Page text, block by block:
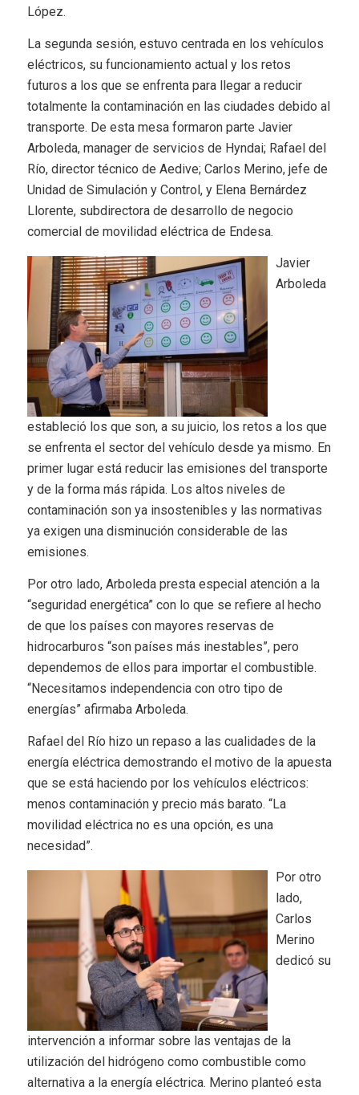
López.
La segunda sesión, estuvo centrada en los vehículos
eléctricos, su funcionamiento actual y los retos
futuros a los que se enfrenta para llegar a reducir
totalmente la contaminación en las ciudades debido al
transporte. De esta mesa formaron parte Javier
Arboleda, manager de servicios de Hyndai; Rafael del
Río, director técnico de Aedive; Carlos Merino, jefe de
Unidad de Simulación y Control, y Elena Bernárdez
Llorente, subdirectora de desarrollo de negocio
comercial de movilidad eléctrica de Endesa.
Javier
Arboleda
estableció los que son, a su juicio, los retos a los que
se enfrenta el sector del vehículo desde ya mismo. En
primer lugar está reducir las emisiones del transporte
y de la forma más rápida. Los altos niveles de
contaminación son ya insostenibles y las normativas
ya exigen una disminución considerable de las
emisiones.
Por otro lado, Arboleda presta especial atención a la
“seguridad energética” con lo que se refiere al hecho
de que los países con mayores reservas de
hidrocarburos “son países más inestables”, pero
dependemos de ellos para importar el combustible.
“Necesitamos independencia con otro tipo de
energías” afirmaba Arboleda.
Rafael del Río hizo un repaso a las cualidades de la
energía eléctrica demostrando el motivo de la apuesta
que se está haciendo por los vehículos eléctricos:
menos contaminación y precio más barato. “La
movilidad eléctrica no es una opción, es una
necesidad”.
Por otro
lado,
Carlos
Merino
dedicó su
intervención a informar sobre las ventajas de la
utilización del hidrógeno como combustible como
alternativa a la energía eléctrica. Merino planteó esta